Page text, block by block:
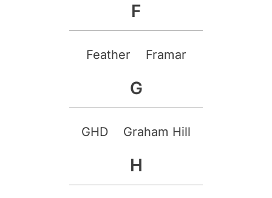
F
Feather Framar
G
GHD Graham Hill
H